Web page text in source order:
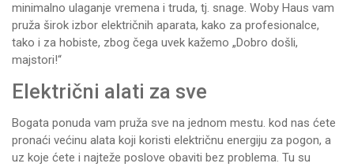
minimalno ulaganje vremena i truda, tj. snage. Woby Haus vam
pruža širok izbor električnih aparata, kako za profesionalce,
tako i za hobiste, zbog čega uvek kažemo „Dobro došli,
majstori!“
Električni alati za sve
Bogata ponuda vam pruža sve na jednom mestu. kod nas ćete
pronaći većinu alata koji koristi električnu energiju za pogon, a
uz koje ćete i najteže poslove obaviti bez problema. Tu su